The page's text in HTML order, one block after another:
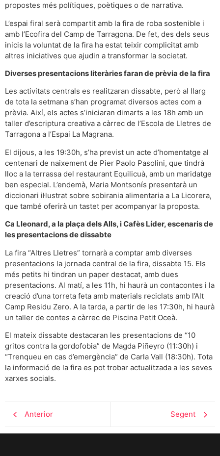
propostes més polítiques, poètiques o de narrativa.
L’espai firal serà compartit amb la fira de roba sostenible i
amb l’Ecofira del Camp de Tarragona. De fet, des dels seus
inicis la voluntat de la fira ha estat teixir complicitat amb
altres iniciatives que ajudin a transformar la societat.
Diverses presentacions literàries faran de prèvia de la fira
Les activitats centrals es realitzaran dissabte, però al llarg
de tota la setmana s’han programat diversos actes com a
prèvia. Així, els actes s’iniciaran dimarts a les 18h amb un
taller d’escriptura creativa a càrrec de l’Escola de Lletres de
Tarragona a l’Espai La Magrana.
El dijous, a les 19:30h, s’ha previst un acte d’homentatge al
centenari de naixement de Pier Paolo Pasolini, que tindrà
lloc a la terrassa del restaurant Equilicuà, amb un maridatge
ben especial. L’endemà, Maria Montsonís presentarà un
diccionari il·lustrat sobre sobirania alimentaria a La Licorera,
que també oferirà un tastet per acompanyar la proposta.
Ca Lleonard, a la plaça dels Alls, i Cafès Líder, escenaris de
les presentacions de dissabte
La fira “Altres Lletres” tornarà a comptar amb diverses
presentacions la jornada central de la fira, dissabte 15. Els
més petits hi tindran un paper destacat, amb dues
presentacions. Al matí, a les 11h, hi haurà un contacontes i la
creació d’una torreta feta amb materials reciclats amb l’Alt
Camp Residu Zero. A la tarda, a partir de les 17:30h, hi haurà
un taller de contes a càrrec de Piscina Petit Oceà.
El mateix dissabte destacaran les presentacions de “10
gritos contra la gordofobia” de Magda Piñeyro (11:30h) i
“Trenqueu en cas d’emergència” de Carla Vall (18:30h). Tota
la informació de la fira es pot trobar actualitzada a les seves
xarxes socials.
Anterior Segent